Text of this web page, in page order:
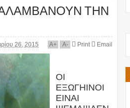
ΤΗΝ
26, 2015 A+ A- Print Email
ΟΙ
ΕΞΩΓΗΙΝΟΙ
ΕΙΝΑΙ